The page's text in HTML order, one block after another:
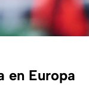
en Europa